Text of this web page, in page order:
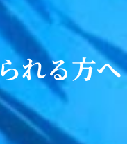
れる方へ